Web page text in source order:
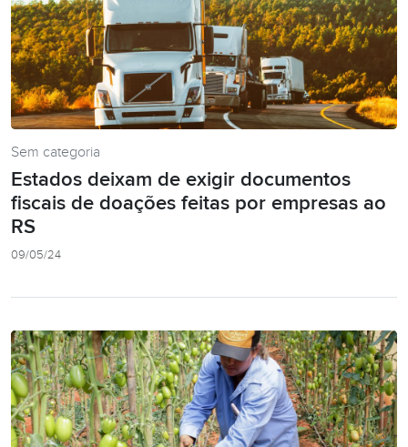
Sem categoria
Estados deixam de exigir documentos
fiscais de doações feitas por empresas ao
RS
09/05/24